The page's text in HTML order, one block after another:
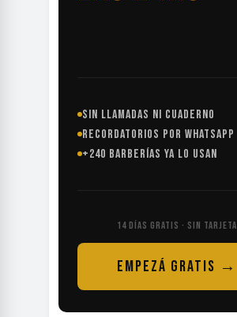
SIN LLAMADAS NI CUADERNO
RECORDATORIOS POR WHATSAPP
+240 BARBERÍAS YA LO USAN
14 DÍAS GRATIS · SIN TARJETA
EMPEZÁ GRATIS →